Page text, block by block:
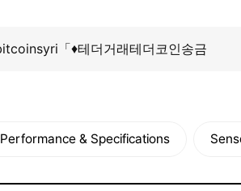
Performance & Specifications